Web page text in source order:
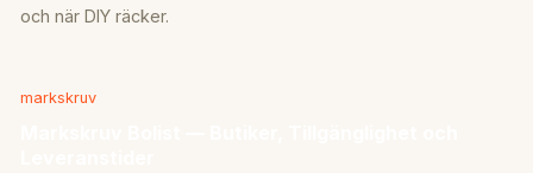
och när DIY räcker.
markskruv